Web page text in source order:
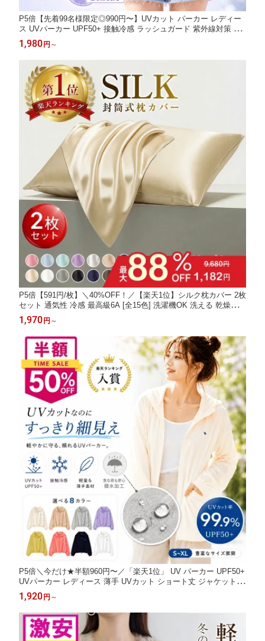
P5倍【先着99名様限定◎990円〜】UVカット パーカー レディー
ス UVパーカー UPF50+ 接触冷感 ラッシュガード 紫外線対策 薄
手 軽量 ショート丈 クロップド丈 フード付き ダブルジップ 冷房
対策 羽織り 通勤 通学 UV対策 送料無料
1,980 円 ～
P5倍【591円/枚】＼40%OFF！／【楽天1位】シルク枕カバー 2枚
セット 通気性 冷感 最高級6A [全15色] 洗濯機OK 洗える 乾燥機 4
3×60 50×70 美髪 美容 美肌 ナイトケア ダメージヘア 摩擦レス ヘ
アケア スキンケア 保湿 絹 ピローケース ギフト 妻・母・彼女
1,970 円 ～
P5倍＼今だけ★半額960円〜／「楽天1位」 UV パーカー UPF50+
UVパーカー レディース 薄手 UVカット ショート丈 ジャケット
ラッシュガード 紫外線対策 ブルゾン ダブルジップファスナー カ
ラフル クロップド丈 かわいい おしゃれ 春夏 夏 送料無料
1,920 円 ～